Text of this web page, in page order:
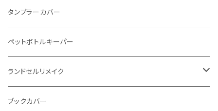
インビジブルウォレット
イントレチャート 編み込みアートウォレット
"Crammy"L字フラップウォレット
"メッセージ"カリグラフィーウォレット
柔らか革財布
イントレチャート
ラウンドファスナー
タンブラーカバー
ペットボトルキーパー
ランドセルリメイク
写真立て
ブックカバー